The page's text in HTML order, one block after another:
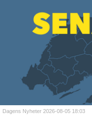
Dagens Nyheter 2026-08-05 18:03